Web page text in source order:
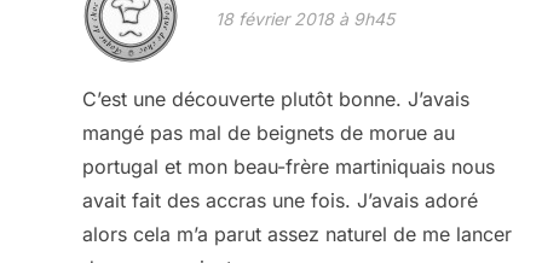
18 février 2018 à 9h45
C’est une découverte plutôt bonne. J’avais
mangé pas mal de beignets de morue au
portugal et mon beau-frère martiniquais nous
avait fait des accras une fois. J’avais adoré
alors cela m’a parut assez naturel de me lancer